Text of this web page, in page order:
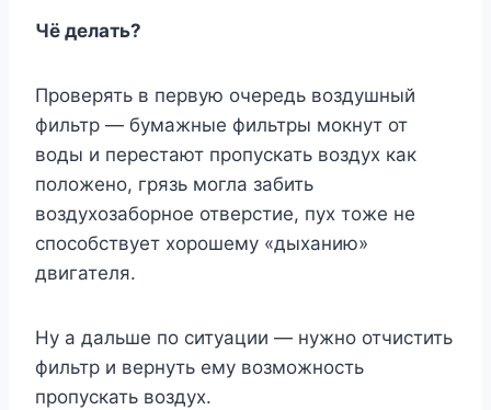
Чё делать?
Проверять в первую очередь воздушный
фильтр — бумажные фильтры мокнут от
воды и перестают пропускать воздух как
положено, грязь могла забить
воздухозаборное отверстие, пух тоже не
способствует хорошему «дыханию»
двигателя.
Ну а дальше по ситуации — нужно отчистить
фильтр и вернуть ему возможность
пропускать воздух.